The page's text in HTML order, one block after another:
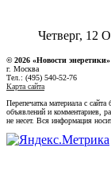
Четверг, 12
© 2026 «Новости энеретики»
г. Москва
Тел.: (495) 540-52-76
Карта сайта
Перепечатка материала с
объявлений и комментариев,
не несет. Вся информация